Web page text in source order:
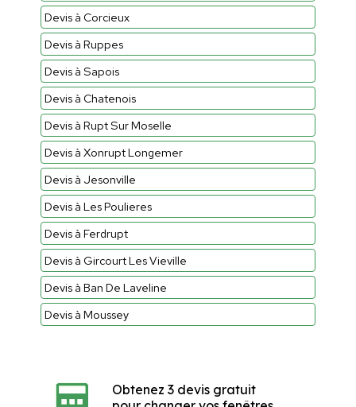
Devis à Corcieux
Devis à Ruppes
Devis à Sapois
Devis à Chatenois
Devis à Rupt Sur Moselle
Devis à Xonrupt Longemer
Devis à Jesonville
Devis à Les Poulieres
Devis à Ferdrupt
Devis à Gircourt Les Vieville
Devis à Ban De Laveline
Devis à Moussey
Obtenez 3 devis gratuit